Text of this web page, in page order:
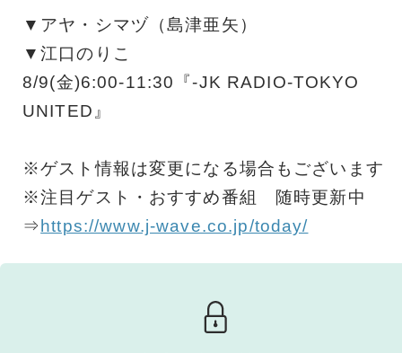
▼アヤ・シマヅ（島津亜矢）
▼江口のりこ
8/9(金)6:00-11:30『-JK RADIO-TOKYO
UNITED』
※ゲスト情報は変更になる場合もございます
※注目ゲスト・おすすめ番組 随時更新中
⇒ https://www.j-wave.co.jp/today/